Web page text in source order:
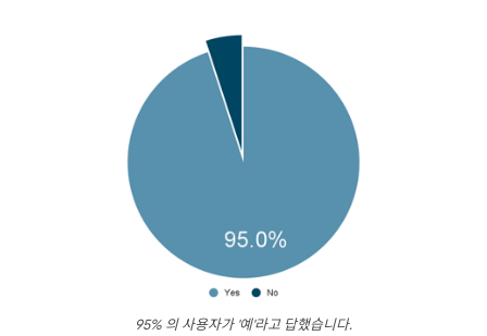
95% 의 사용자가 '예'라고 답했습니다.